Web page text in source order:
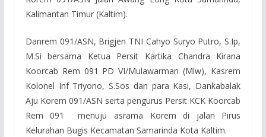
Kalimantan Timur (Kaltim).
Danrem 091/ASN, Brigjen TNI Cahyo Suryo Putro, S.Ip,
M.Si bersama Ketua Persit Kartika Chandra Kirana
Koorcab Rem 091 PD VI/Mulawarman (Mlw), Kasrem
Kolonel Inf Triyono, S.Sos dan para Kasi, Dankabalak
Aju Korem 091/ASN serta pengurus Persit KCK Koorcab
Rem 091 menuju asrama Korem di jalan Pirus
Kelurahan Bugis Kecamatan Samarinda Kota Kaltim.